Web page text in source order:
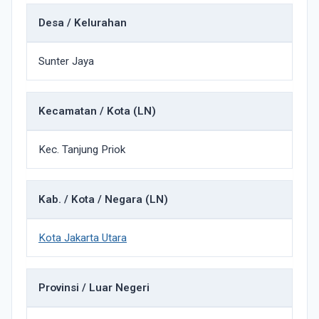
Desa / Kelurahan
Sunter Jaya
Kecamatan / Kota (LN)
Kec. Tanjung Priok
Kab. / Kota / Negara (LN)
Kota Jakarta Utara
Provinsi / Luar Negeri